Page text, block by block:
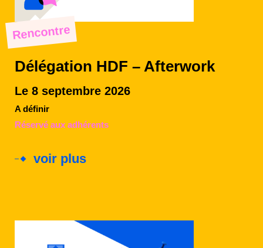
Rencontre
Délégation HDF – Afterwork
Le 8 septembre 2026
A définir
Réservé aux adhérents
voir plus